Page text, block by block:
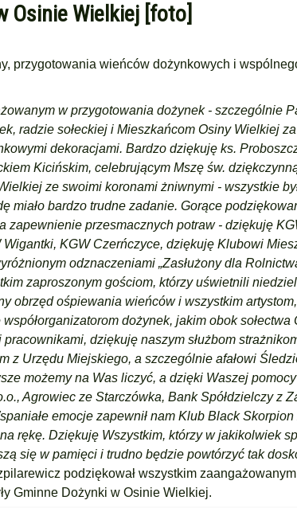
Osinie Wielkiej [foto]
przygotowania wieńców dożynkowych i
w przygotowania dożynek - szczególnie
radzie sołeckiej i Mieszkańcom Osiny Wielkiej
dekoracjami. Bardzo dziękuję ks.
Kicińskim, celebrującym Mszę św.
ze swoimi koronami żniwnymi - wszystkie
miało bardzo trudne zadanie. Gorące
zapewnienie przesmacznych potraw - dziękuję
KGW Czerńczyce, dziękuję Klubowi
odznaczeniami „Zasłużony dla
zaproszonym gościom, którzy uświetnili
obrzęd ośpiewania wieńców i wszystkim
dożynek, jakim obok
dziękuję naszym służbom
z Urzędu Miejskiego, a szczególnie afałowi
możemy na Was liczyć, a dzięki Waszej
Agrowiec ze Starczówka, Bank Spółdzielczy z
emocje zapewnił nam Klub Black
rękę. Dziękuję Wszystkim, którzy w jakikolwiek
się w pamięci i trudno będzie powtórzyć tak
podziękował wszystkim
Gminne Dożynki w Osinie Wielkiej.